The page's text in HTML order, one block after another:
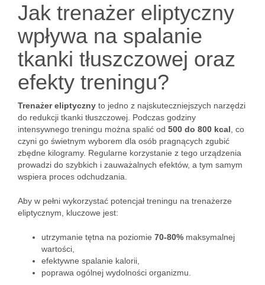
Jak trenażer eliptyczny
wpływa na spalanie
tkanki tłuszczowej oraz
efekty treningu?
Trenażer eliptyczny to jedno z najskuteczniejszych narzędzi
do redukcji tkanki tłuszczowej. Podczas godziny
intensywnego treningu można spalić od 500 do 800 kcal , co
czyni go świetnym wyborem dla osób pragnących zgubić
zbędne kilogramy. Regularne korzystanie z tego urządzenia
prowadzi do szybkich i zauważalnych efektów, a tym samym
wspiera proces odchudzania.
Aby w pełni wykorzystać potencjał treningu na trenażerze
eliptycznym, kluczowe jest:
utrzymanie tętna na poziomie 70-80% maksymalnej
wartości,
efektywne spalanie kalorii,
poprawa ogólnej wydolności organizmu.